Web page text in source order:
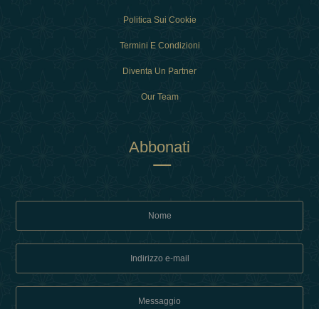
Politica Sui Cookie
Termini E Condizioni
Diventa Un Partner
Our Team
Abbonati